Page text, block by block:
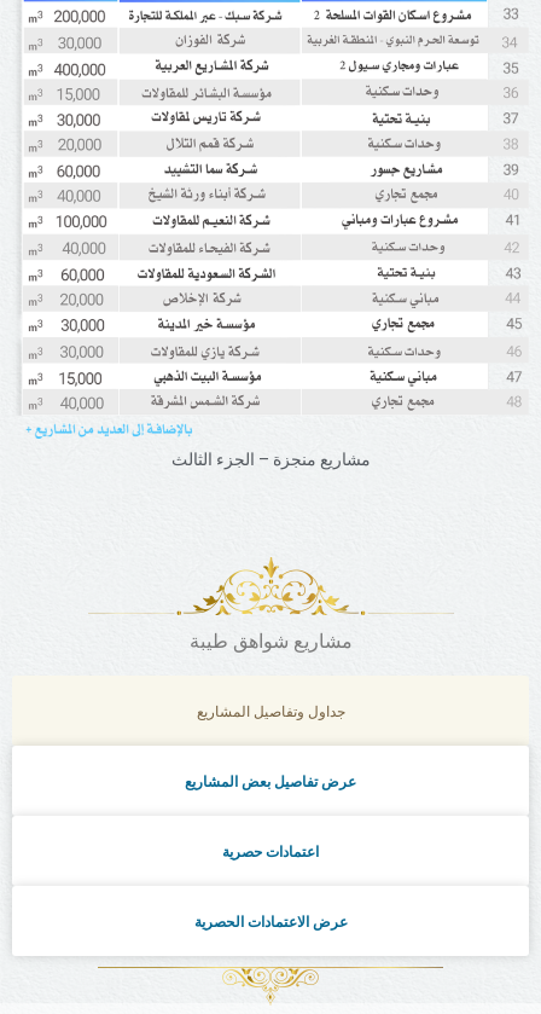
مشاريع منجزة – الجزء الثالث
مشاريع شواهق طيبة
جداول وتفاصيل المشاريع
عرض تفاصيل بعض المشاريع
اعتمادات حصرية
عرض الاعتمادات الحصرية